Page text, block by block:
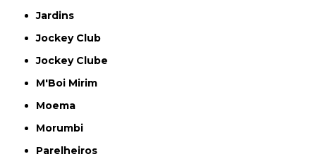
Jardins
Jockey Club
Jockey Clube
M'Boi Mirim
Moema
Morumbi
Parelheiros